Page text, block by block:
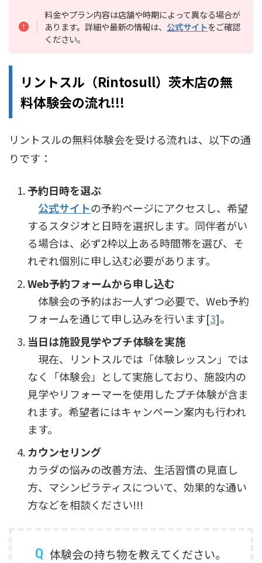
料金やプラン内容は店舗や時期によって異なる場合が
あります。詳細や最新の情報は、 公式サイトをご確認
ください。
リントスル（Rintosull）茨木店の無
料体験会の流れ!!!
リントスルの無料体験会を受ける流れは、以下の通
りです：
予約日時を選ぶ
公式サイトの予約ページにアクセスし、希望
するスタジオと日時を選択します。同伴者がい
る場合は、必ず2枠以上ある時間帯を選び、そ
れぞれ個別に申し込む必要があります。
Web予約フォームから申し込む
体験会の予約はお一人ずつ必要で、Web予約
フォームを通じて申し込みを行います[3]。
当日は施設見学やプチ体験を実施
現在、リントスルでは「体験レッスン」では
なく「体験会」として実施しており、施設内の
見学やリフォーマーを使用したプチ体験が含ま
れます。希望者にはキャンペーン案内も行われ
ます。
カウンセリング
カラダの悩みの改善方法、生活習慣の見直し
方、マシンピラティスについて、効果的な通い
方などを相談ください!!!
体験会の持ち物を教えてください。